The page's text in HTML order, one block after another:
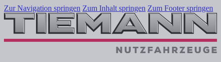
Zur Navigation springen Zum Inhalt springen Zum Footer springen